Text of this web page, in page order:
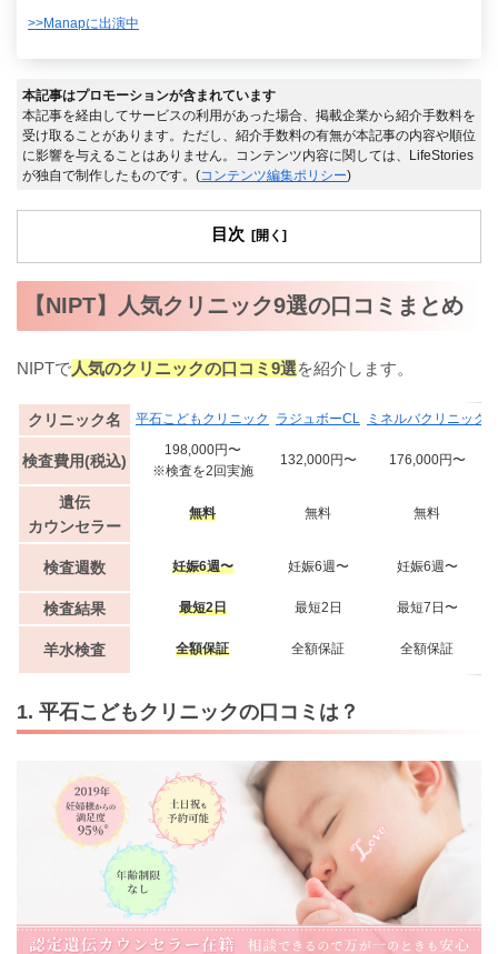
>>Manapに出演中
本記事はプロモーションが含まれています
本記事を経由してサービスの利用があった場合、掲載企業から紹介手数料を
受け取ることがあります。ただし、紹介手数料の有無が本記事の内容や順位
に影響を与えることはありません。コンテンツ内容に関しては、LifeStories
が独自で制作したものです。(コンテンツ編集ポリシー)
目次
【NIPT】人気クリニック9選の口コミまとめ
NIPTで人気のクリニックの口コミ9選を紹介します。
クリニック名 平石こどもクリニック ラジュボーCL ミネルバクリニック
検査費用(税込)
198,000円〜
※検査を2回実施
132,000円〜 176,000円〜
遺伝
カウンセラー
無料 無料 無料
検査週数 妊娠6週〜 妊娠6週〜 妊娠6週〜
検査結果 最短2日 最短2日 最短7日〜
羊水検査 全額保証 全額保証 全額保証
1. 平石こどもクリニックの口コミは？